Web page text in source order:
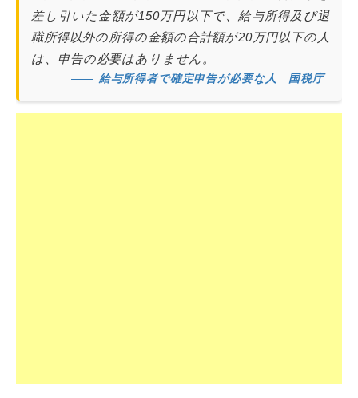
差し引いた金額が150万円以下で、給与所得及び退
職所得以外の所得の金額の合計額が20万円以下の人
は、申告の必要はありません。
給与所得者で確定申告が必要な人 国税庁